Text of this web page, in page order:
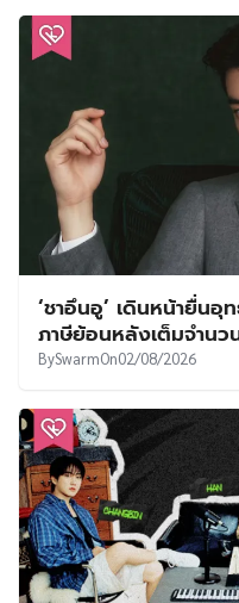
‘ชาอึนอู’ เดินหน้ายื่น
ภาษีย้อนหลังเต็มจำนว
BySwarmOn02/08/2026